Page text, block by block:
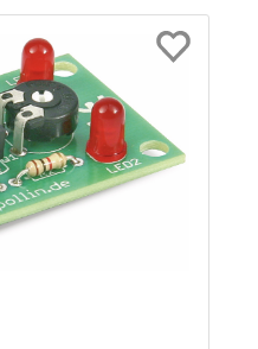
von 4.14 von 5 Sternen